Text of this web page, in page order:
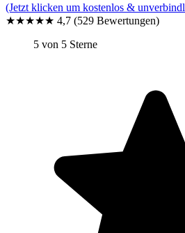
(Jetzt klicken um kostenlos &
★★★★★ 4,7 (529 Bewertungen)
5 von 5 Sterne